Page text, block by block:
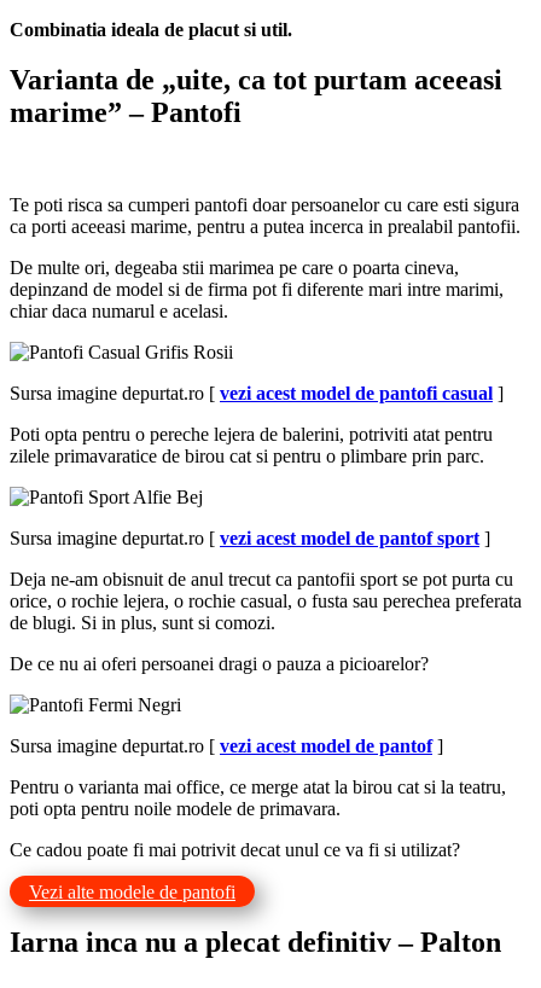
Combinatia ideala de placut si util.
Varianta de „uite, ca tot purtam aceeasi
marime” – Pantofi
Te poti risca sa cumperi pantofi doar persoanelor cu care esti sigura
ca porti aceeasi marime, pentru a putea incerca in prealabil pantofii.
De multe ori, degeaba stii marimea pe care o poarta cineva,
depinzand de model si de firma pot fi diferente mari intre marimi,
chiar daca numarul e acelasi.
Sursa imagine depurtat.ro [ vezi acest model de pantofi casual ]
Poti opta pentru o pereche lejera de balerini, potriviti atat pentru
zilele primavaratice de birou cat si pentru o plimbare prin parc.
Sursa imagine depurtat.ro [ vezi acest model de pantof sport ]
Deja ne-am obisnuit de anul trecut ca pantofii sport se pot purta cu
orice, o rochie lejera, o rochie casual, o fusta sau perechea preferata
de blugi. Si in plus, sunt si comozi.
De ce nu ai oferi persoanei dragi o pauza a picioarelor?
Sursa imagine depurtat.ro [ vezi acest model de pantof]
Pentru o varianta mai office, ce merge atat la birou cat si la teatru,
poti opta pentru noile modele de primavara.
Ce cadou poate fi mai potrivit decat unul ce va fi si utilizat?
Vezi alte modele de pantofi
Iarna inca nu a plecat definitiv – Palton